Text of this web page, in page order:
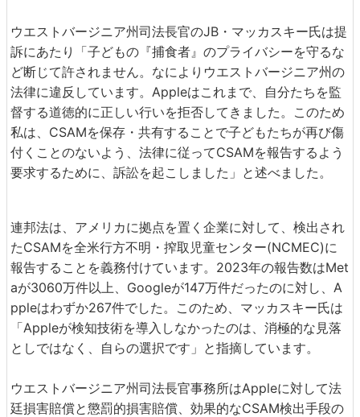
ウエストバージニア州司法長官のJB・マッカスキー氏は提
訴にあたり「子どもの『捕食者』のプライバシーを守るな
ど断じて許されません。なによりウエストバージニア州の
法律に違反しています。Appleはこれまで、自分たちを監
督する道徳的に正しい行いを拒否してきました。このため
私は、CSAMを保存・共有することで子どもたちが再び傷
付くことのないよう、法律に従ってCSAMを報告するよう
要求するために、訴訟を起こしました」と述べました。
連邦法は、アメリカに拠点を置く企業に対して、検出され
たCSAMを全米行方不明・搾取児童センター(NCMEC)に
報告することを義務付けています。2023年の報告数はMet
aが3060万件以上、Googleが147万件だったのに対し、A
ppleはわずか267件でした。このため、マッカスキー氏は
「Appleが検知技術を導入しなかったのは、消極的な見落
としではなく、自らの選択です」と指摘しています。
ウエストバージニア州司法長官事務所はAppleに対して法
廷損害賠償と懲罰的損害賠償、効果的なCSAM検出手段の